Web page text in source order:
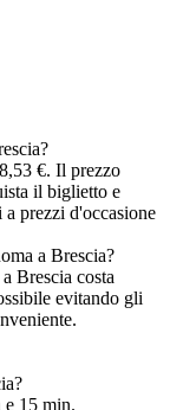
€. Il prezzo
il biglietto e
prezzi d'occasione
a Brescia?
Brescia costa
evitando gli
e 15 min.